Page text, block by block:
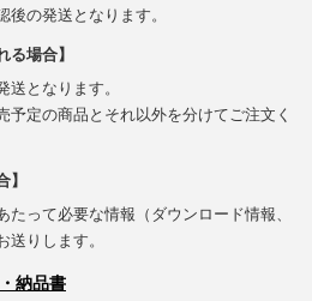
の発送となります。
る場合】
となります。
予定の商品とそれ以外を分けてご注文く
】
たって必要な情報（ダウンロード情報、
りします。
納品書